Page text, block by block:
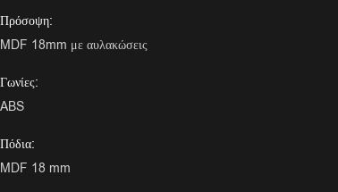
Πρόσοψη:
MDF 18mm με αυλακώσεις
Γωνίες:
ABS
Πόδια:
MDF 18 mm